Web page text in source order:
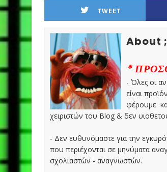
TWEET
About
*
- Όλες οι
είναι
φέρουμε
χειριστών του Blog & δεν
- Δεν ευθυνόμαστε για την
που περιέχονται σε μηνύματα
σχολιαστών - αναγνωστών.